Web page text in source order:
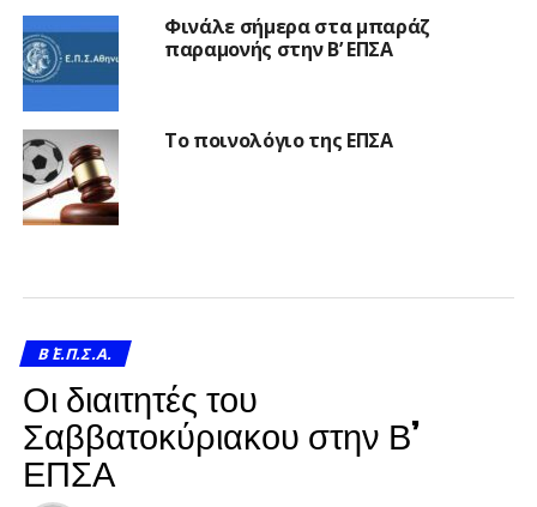
Φινάλε σήμερα στα μπαράζ
παραμονής στην Β’ ΕΠΣΑ
Το ποινολόγιο της ΕΠΣΑ
Β΄ Ε.Π.Σ.Α.
Οι διαιτητές του
Σαββατοκύριακου στην Β’
ΕΠΣΑ